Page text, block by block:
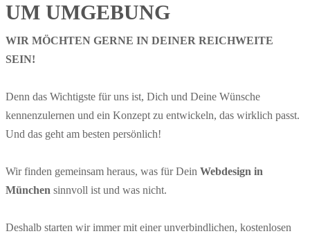
UM UMGEBUNG
WIR MÖCHTEN GERNE IN DEINER REICHWEITE
SEIN!
Denn das Wichtigste für uns ist, Dich und Deine Wünsche
kennenzulernen und ein Konzept zu entwickeln, das wirklich passt.
Und das geht am besten persönlich!
Wir finden gemeinsam heraus, was für Dein Webdesign in
München sinnvoll ist und was nicht.
Deshalb starten wir immer mit einer unverbindlichen, kostenlosen